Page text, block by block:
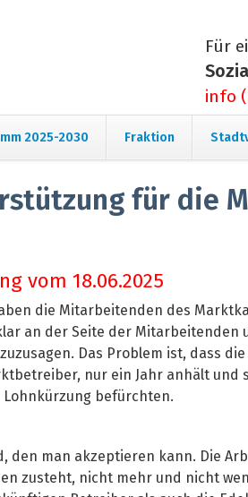
Für
info
2025-2030 Fraktion
für die
vom 18.06.2025
die Mitarbeitenden des
an der Seite der
Das Problem ist, dass
nur ein Jahr anhält und
befürchten.
den man akzeptieren kann. Die
zusteht, nicht mehr und nicht